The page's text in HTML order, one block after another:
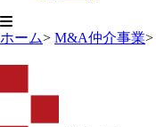
ホーム> M&A仲介事業>